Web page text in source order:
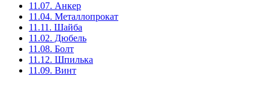
11.07. Анкер
11.04. Металлопрокат
11.11. Шайба
11.02. Дюбель
11.08. Болт
11.12. Шпилька
11.09. Винт